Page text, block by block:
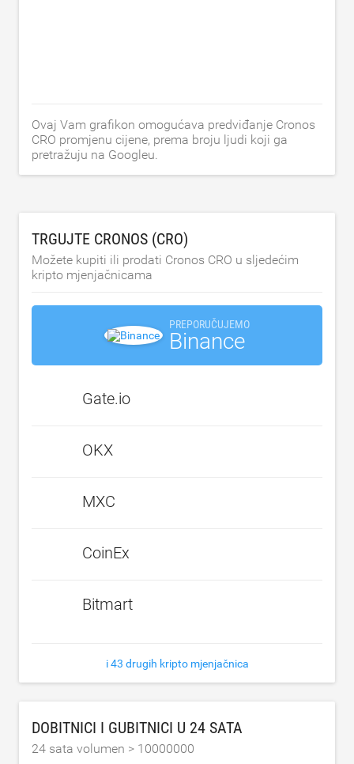
Ovaj Vam grafikon omogućava predviđanje Cronos
CRO promjenu cijene, prema broju ljudi koji ga
pretražuju na Googleu.
TRGUJTE CRONOS (CRO)
Možete kupiti ili prodati Cronos CRO u sljedećim
kripto mjenjačnicama
PREPORUČUJEMO
Binance
Gate.io
OKX
MXC
CoinEx
Bitmart
i 43 drugih kripto mjenjačnica
DOBITNICI I GUBITNICI U 24 SATA
24 sata volumen > 10000000